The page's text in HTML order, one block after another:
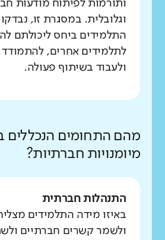
ותורמות לפיתוח מודעות
וגלובלית. במסגרת זו, נבדקו
התלמידים ביחס ליכולתם
לתלמידים אחרים,
ולעבוד בשיתוף פעולה.
מהם התחומים הנכללים
מיומנויות חברתיות?
התנהלות חברתית
באיזו מידה התלמידים
ולשמר קשרים חברתיים